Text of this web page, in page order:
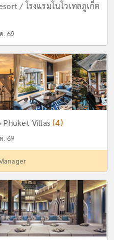
/ โรงแรมโนโวเทลภูเก็ต
. 69
Phuket Villas(4)
. 69